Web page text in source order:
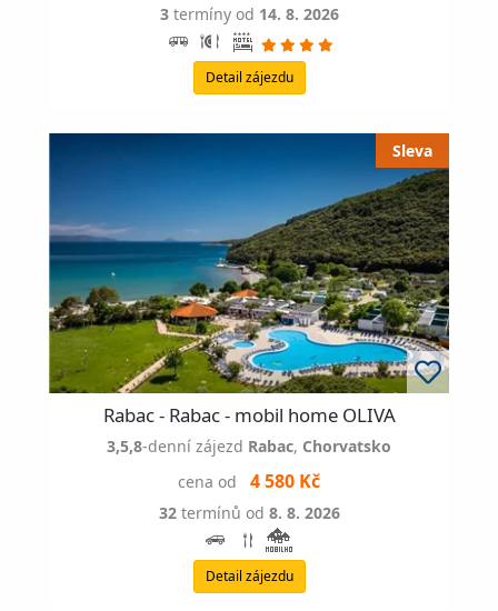
3termíny od 14. 8. 2026
Detail zájezdu
Rabac - Rabac - mobil home OLIVA
3,5,8-denní zájezd Rabac, Chorvatsko
cena od
4 580 Kč
32termínů od 8. 8. 2026
Detail zájezdu